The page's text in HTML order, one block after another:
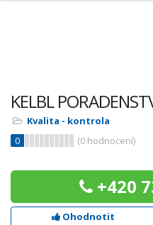
KELBL
Kvalita - kontrola
0
(0 hodnocení)
+420
Ohodnotit